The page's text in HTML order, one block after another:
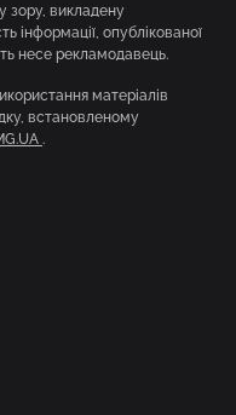
зору, викладену
інформації, опублікованої
несе рекламодавець.
матеріалів
встановленому
.